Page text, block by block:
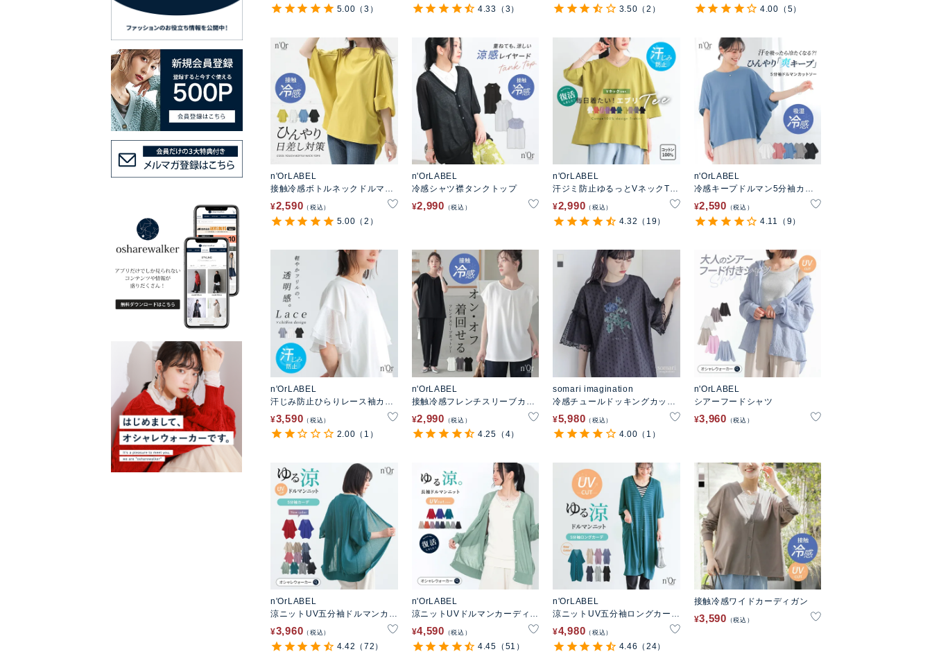
5.00 （3） 4.33 （3） 3.50 （2） 4.00 （5）
n'OrLABEL
接触冷感ボトルネックドルマン
カットソー
¥2,590 税込
5.00 （2）
n'OrLABEL
冷感シャツ襟タンクトップ
¥2,990 税込
n'OrLABEL
汗ジミ防止ゆるっとVネックTシ
ャツ
¥2,990 税込
4.32 （19）
n'OrLABEL
冷感キープドルマン5分袖カッ
トソー
¥2,590 税込
4.11 （9）
n'OrLABEL
汗じみ防止ひらりレース袖カッ
トソー
¥3,590 税込
2.00 （1）
n'OrLABEL
接触冷感フレンチスリーブカッ
トソー
¥2,990 税込
4.25 （4）
somari imagination
冷感チュールドッキングカット
ソー
¥5,980 税込
4.00 （1）
n'OrLABEL
シアーフードシャツ
¥3,960 税込
n'OrLABEL
涼ニットUV五分袖ドルマンカー
ディガン
¥3,960 税込
4.42 （72）
n'OrLABEL
涼ニットUVドルマンカーディガ
ン
¥4,590 税込
4.45 （51）
n'OrLABEL
涼ニットUV五分袖ロングカーデ
ィガン
¥4,980 税込
4.46 （24）
接触冷感ワイドカーディガン
¥3,590 税込